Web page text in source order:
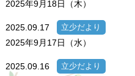
2025年9月18日（木）
2025.09.17 立少だより
2025年9月17日（水）
2025.09.16 立少だより